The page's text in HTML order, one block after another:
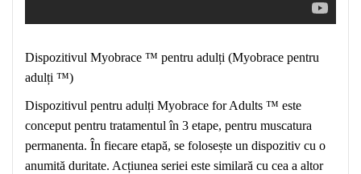
Dispozitivul Myobrace ™ pentru adulți (Myobrace pentru
adulți ™)
Dispozitivul pentru adulți Myobrace for Adults ™ este
conceput pentru tratamentul în 3 etape, pentru muscatura
permanenta. În fiecare etapă, se folosește un dispozitiv cu o
anumită duritate. Acțiunea seriei este similară cu cea a altor